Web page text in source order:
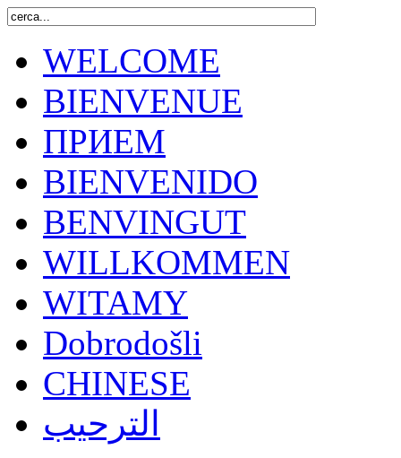
WELCOME
BIENVENUE
ПРИЕМ
BIENVENIDO
BENVINGUT
WILLKOMMEN
WITAMY
Dobrodošli
CHINESE
الترحيب